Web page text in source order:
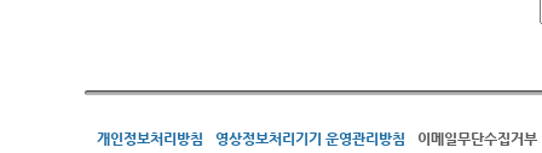
개인정보처리방침 영상정보처리기기 운영관리방침 이메일무단수집거부